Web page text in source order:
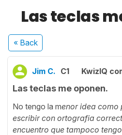
Las teclas
« Back
Jim C. C1 KwizIQ
Las teclas me oponen.
No tengo la menor idea como
escribir con ortografia
encuentro que tampoco